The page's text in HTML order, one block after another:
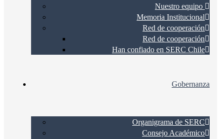
Nuestro equipo
Memoria Institucional
Red de cooperación
Red de cooperación
Han confiado en SERC Chile
Gobernanza
Organigrama de SERC
Consejo Académico